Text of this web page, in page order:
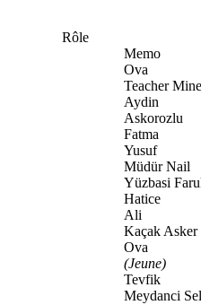
Rôle
Memo
Ova
Teacher Mine
Aydin
Askorozlu
Fatma
Yusuf
Müdür Nail
Yüzbasi
Hatice
Ali
Kaçak Asker
Ova
(Jeune)
Tevfik
Meydanci